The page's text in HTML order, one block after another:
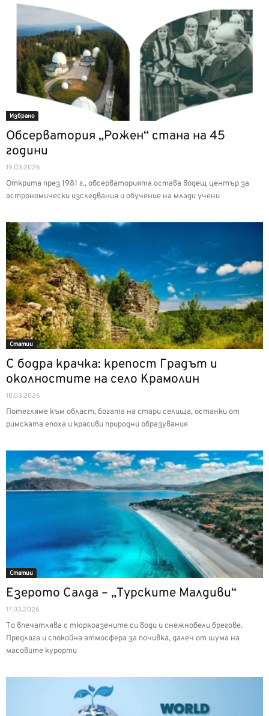
Избрано
Обсерватория „Рожен“ стана на 45
години
19.03.2026
Открита през 1981 г., обсерваторията остава водещ център за
астрономически изследвания и обучение на млади учени
Статии
С бодра крачка: крепост Градът и
околностите на село Крамолин
18.03.2026
Потегляме към област, богата на стари селища, останки от
римската епоха и красиви природни образувания
Статии
Езерото Салда – „Турските Малдиви“
17.03.2026
То впечатлява с тюркоазените си води и снежнобели брегове.
Предлага и спокойна атмосфера за почивка, далеч от шума на
масовите курорти